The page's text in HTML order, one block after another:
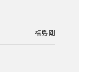
福島 剛